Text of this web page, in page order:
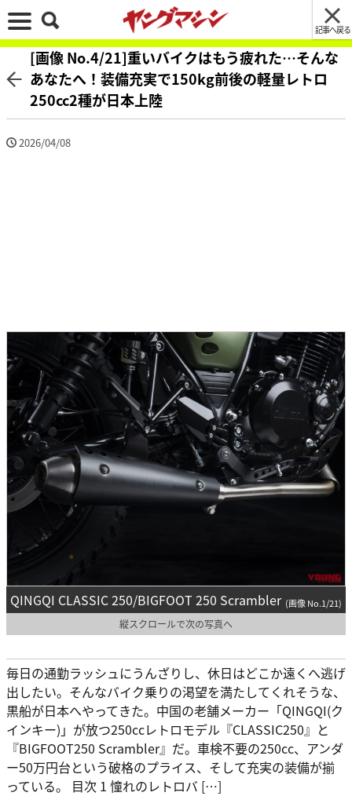
記事へ戻る
[画像 No.4/21]重いバイクはもう疲れた…そんな
あなたへ！装備充実で150kg前後の軽量レトロ
250cc2種が日本上陸
2026/04/08
QINGQI CLASSIC 250/BIGFOOT 250 Scrambler (画像 No.1/21)
縦スクロールで次の写真へ
毎日の通勤ラッシュにうんざりし、休日はどこか遠くへ逃げ
出したい。そんなバイク乗りの渇望を満たしてくれそうな、
黒船が日本へやってきた。中国の老舗メーカー「QINGQI(ク
インキー)」が放つ250ccレトロモデル『CLASSIC250』と
『BIGFOOT250 Scrambler』だ。車検不要の250cc、アンダ
ー50万円台という破格のプライス、そして充実の装備が揃
っている。 目次 1 憧れのレトロバ […]